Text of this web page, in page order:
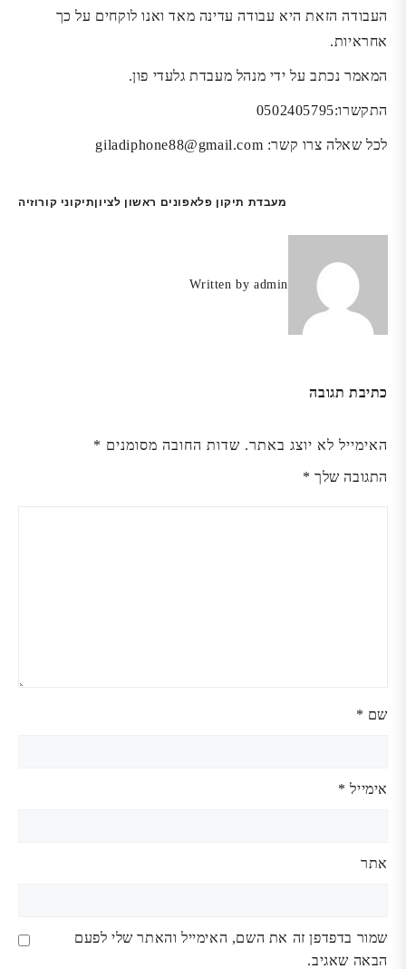
העבודה הזאת היא עבודה עדינה מאד ואנו לוקחים על כך
אחראיות.
המאמר נכתב על ידי מנהל מעבדת גלעדי פון.
התקשרו:0502405795
לכל שאלה צרו קשר: giladiphone88@gmail.com
מעבדת תיקון פלאפונים ראשון לציוןתיקוני קורוזיה
Written by admin
כתיבת תגובה
האימייל לא יוצג באתר. שדות החובה מסומנים *
התגובה שלך *
שם *
אימייל *
אתר
שמור בדפדפן זה את השם, האימייל והאתר שלי לפעם
הבאה שאגיב.